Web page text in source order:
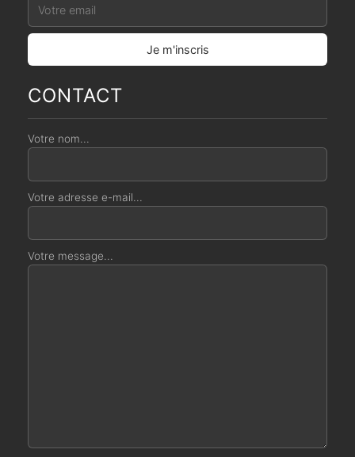
CONTACT
Votre nom...
Votre adresse e-mail...
Votre message...